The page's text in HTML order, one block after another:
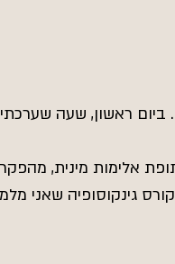
ראשון, שעה
אלימות מינית,
גינקוסופיה שאני